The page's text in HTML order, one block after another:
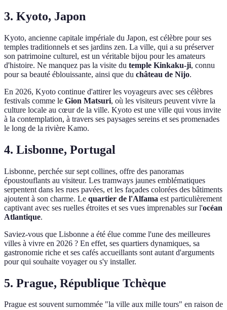
3. Kyoto, Japon
Kyoto, ancienne capitale impériale du Japon, est célèbre pour ses
temples traditionnels et ses jardins zen. La ville, qui a su préserver
son patrimoine culturel, est un véritable bijou pour les amateurs
d'histoire. Ne manquez pas la visite du temple Kinkaku-ji, connu
pour sa beauté éblouissante, ainsi que du château de Nijo.
En 2026, Kyoto continue d'attirer les voyageurs avec ses célèbres
festivals comme le Gion Matsuri, où les visiteurs peuvent vivre la
culture locale au cœur de la ville. Kyoto est une ville qui vous invite
à la contemplation, à travers ses paysages sereins et ses promenades
le long de la rivière Kamo.
4. Lisbonne, Portugal
Lisbonne, perchée sur sept collines, offre des panoramas
époustouflants au visiteur. Les tramways jaunes emblématiques
serpentent dans les rues pavées, et les façades colorées des bâtiments
ajoutent à son charme. Le quartier de l'Alfama est particulièrement
captivant avec ses ruelles étroites et ses vues imprenables sur l'océan
Atlantique.
Saviez-vous que Lisbonne a été élue comme l'une des meilleures
villes à vivre en 2026 ? En effet, ses quartiers dynamiques, sa
gastronomie riche et ses cafés accueillants sont autant d'arguments
pour qui souhaite voyager ou s'y installer.
5. Prague, République Tchèque
Prague est souvent surnommée "la ville aux mille tours" en raison de